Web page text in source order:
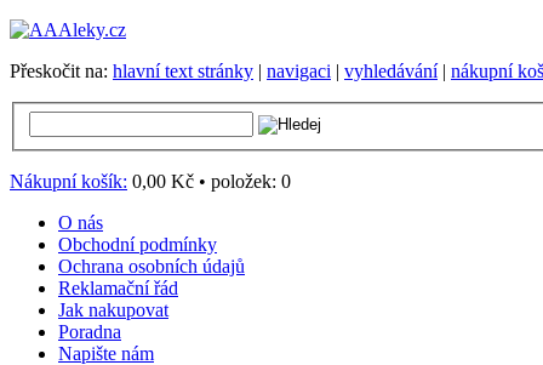
Přeskočit na: hlavní text stránky | navigaci | vyhledávání| nákupní
Nákupní košík: 0,00 Kč • položek: 0
O nás
Obchodní podmínky
Ochrana osobních údajů
Reklamační řád
Jak nakupovat
Poradna
Napište nám